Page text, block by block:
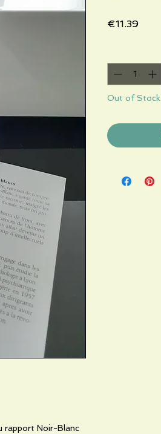
rapport Noir-Blanc
€11.39Price
Out of Stock